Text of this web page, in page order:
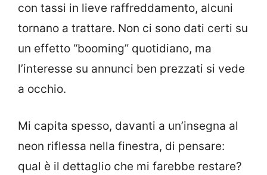
con tassi in lieve raffreddamento, alcuni
tornano a trattare. Non ci sono dati certi su
un effetto “booming” quotidiano, ma
l’interesse su annunci ben prezzati si vede
a occhio.
Mi capita spesso, davanti a un’insegna al
neon riflessa nella finestra, di pensare:
qual è il dettaglio che mi farebbe restare?